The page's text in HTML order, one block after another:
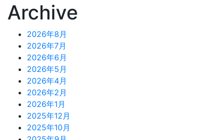
Archive
2026年8月
2026年7月
2026年6月
2026年5月
2026年4月
2026年2月
2026年1月
2025年12月
2025年10月